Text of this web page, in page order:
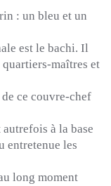
: un bleu et un
est le bachi. Il
maîtres et
ce couvre-chef
autrefois à la base
entretenue les
long moment